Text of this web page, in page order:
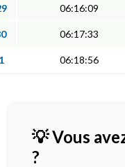
06:16:09
06:17:33
06:18:56
💡 Vous
?